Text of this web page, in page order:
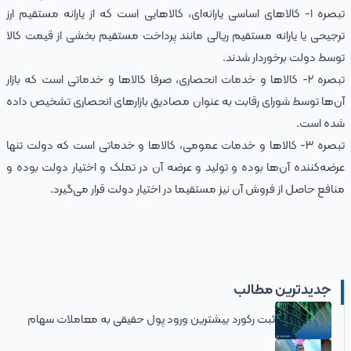
تبصره ۱- کالاهای اساسی یارانه‌ای، کالاهایی است که از یارانه مستقیم ارز
ترجیحی یا یارانه مستقیم ریالی مانند پرداخت مستقیم بخشی از قیمت کالا
توسط دولت برخوردار شدند.
تبصره ۲- کالاها و خدمات انحصاری، صرفا کالاها و خدماتی است که بازار
آن‌ها توسط شورای رقابت به عنوان مصادیق بازارهای انحصاری تشخیص داده
شده است.
تبصره ۳- کالاها و خدمات عمومی، کالاها و خدماتی است که دولت تنها
عرضه‌کننده آن‌ها بوده و تولید و عرضه آن در تملک و اختیار دولت بوده و
منافع حاصل از فروش آن نیز مستقیما در اختیار دولت قرار می‌گیرد.
جدیدترین مطالب
ثبت رکورد بیشترین ورود پول حقیقی به معاملات سهام